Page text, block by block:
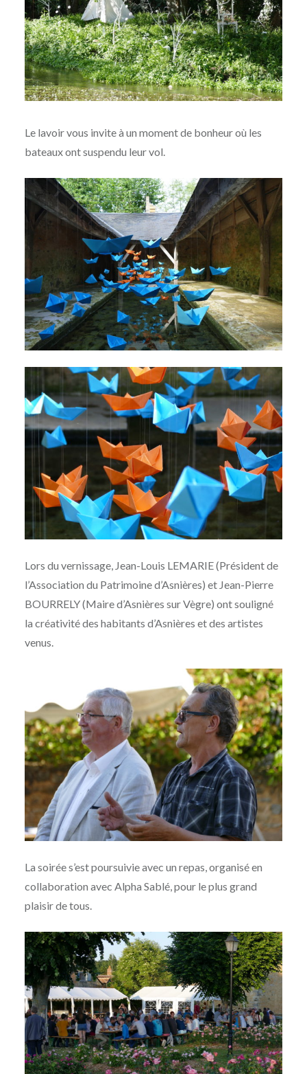
Le lavoir vous invite à un moment de bonheur où les
bateaux ont suspendu leur vol.
Lors du vernissage, Jean-Louis LEMARIE (Président de
l’Association du Patrimoine d’Asnières) et Jean-Pierre
BOURRELY (Maire d’Asnières sur Vègre) ont souligné
la créativité des habitants d’Asnières et des artistes
venus.
La soirée s’est poursuivie avec un repas, organisé en
collaboration avec Alpha Sablé, pour le plus grand
plaisir de tous.